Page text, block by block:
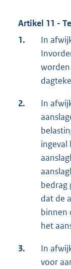
Artikel 11 -
1.
In
2.
In
ingeval
bedrag
dat de
binnen
het
3.
In
voor